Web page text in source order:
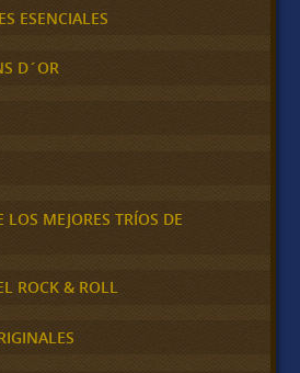
ESENCIALES
D´OR
LOS MEJORES TRÍOS DE
ROCK & ROLL